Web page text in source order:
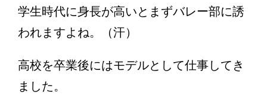
学生時代に身長が高いとまずバレー部に誘
われますよね。（汗）
高校を卒業後にはモデルとして仕事してき
ました。